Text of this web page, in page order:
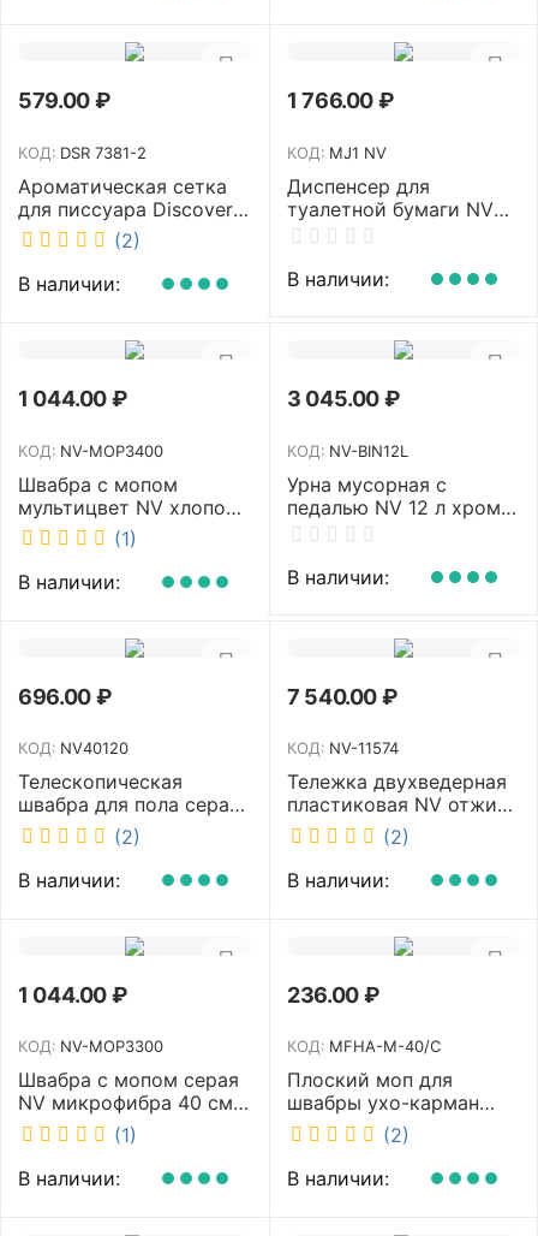
579.00₽
КОД: DSR 7381-2
Ароматическая сетка
для писсуара Discover
аромат Queen DSR
7381-2
(2)
В наличии:
1 766.00₽
КОД: MJ1 NV
Диспенсер для
туалетной бумаги NV
белый MJ1 NV
В наличии:
1 044.00₽
КОД: NV-MOP3400
Швабра с мопом
мультицвет NV хлопок
40 см NV-MOP3400
(1)
В наличии:
3 045.00₽
КОД: NV-BIN12L
Урна мусорная с
педалью NV 12 л хром
NV-BIN12L
В наличии:
696.00₽
КОД: NV40120
Телескопическая
швабра для пола серая
NV микрофибра 42 см
NV40120
(2)
В наличии:
7 540.00₽
КОД: NV-11574
Тележка двухведерная
пластиковая NV отжим
2х23л NV-11574
(2)
В наличии:
1 044.00₽
КОД: NV-MOP3300
Швабра с мопом серая
NV микрофибра 40 см
NV-MOP3300
(1)
В наличии:
236.00₽
КОД: MFHA-M-40/C
Плоский моп для
швабры ухо-карман
белый 40 см NV MFHA-
M-40/C
(2)
В наличии: